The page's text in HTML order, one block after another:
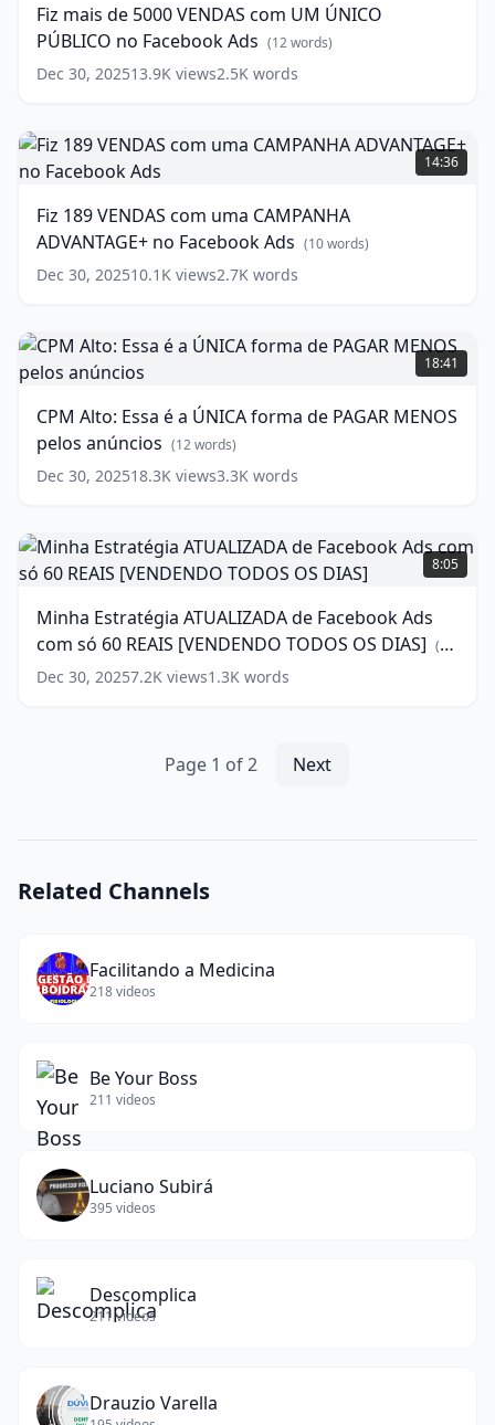
VENDAS
com
UM
ÚNICO
no
Facebook
Ads (12
Fiz mais de 5000 VENDAS com UM ÚNICO
PÚBLICO no Facebook Ads (12words)
Dec 30, 202513.9K views2.5K words
Fiz
189
VENDAS
uma
CAMPANHA
ADVANTAGE+
no
Ads
words)
14:36
Fiz 189 VENDAS com uma CAMPANHA
ADVANTAGE+ no Facebook Ads (10words)
Dec 30, 202510.1K views2.7K words
CPM
Alto:
Essa
a
ÚNICA
forma
de
MENOS
pelos
anúncios (12
18:41
CPM Alto: Essa é a ÚNICA forma de PAGAR MENOS
pelos anúncios (12words)
Dec 30, 202518.3K views3.3K words
Minha
Estratégia
ATUALIZADA
Facebook
Ads
com
só
8:05
Minha Estratégia ATUALIZADA de Facebook Ads
com só 60 REAIS [VENDENDO TODOS OS DIAS] (14
words)
Dec 30, 20257.2K views1.3K words
Page 1 of2 Next
Related Channels
Facilitando a Medicina
218videos
Be Your Boss
211 videos
Luciano Subirá
395 videos
Descomplica
211 videos
Drauzio Varella